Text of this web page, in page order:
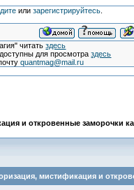
или зарегистрируйтесь.
читатьздесь
для просмотраздесь
quantmag@mail.ru
и откровенные заморочки
мистификация и